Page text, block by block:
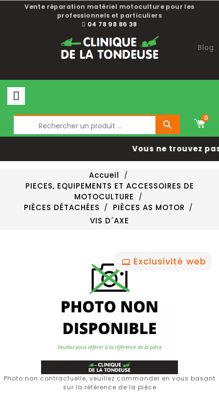
Vente réparation matériel motoculture pour les
professionnels et particuliers
04 78 98 86 38
Blog

0
Vous ne trouvez
Accueil
PIECES, EQUIPEMENTS ET ACCESSOIRES DE
MOTOCULTURE
PIÈCES DÉTACHÉES
PIÈCES AS MOTOR
VIS D´AXE
Exclusivité web
Photo non contractuelle, veuillez commander en vous basant
sur la référence de la pièce